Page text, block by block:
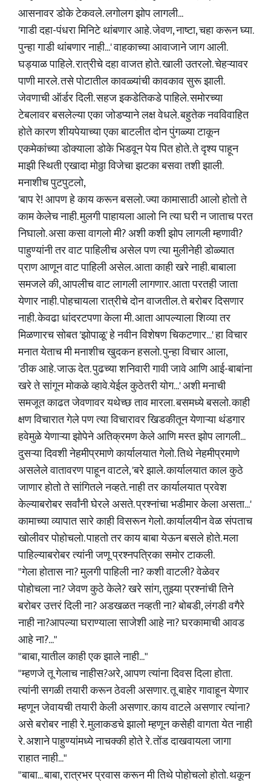
आसनावर डोके टेकवले. लगोलग झोप लागली...
'गाडी दहा-पंधरा मिनिटे थांबणार आहे. जेवण, नाष्टा, चहा करून घ्या.
पुन्हा गाडी थांबणार नाही...' वाहकाच्या आवाजाने जाग आली.
घड्याळ पाहिले. रात्रीचे दहा वाजत होते. खाली उतरलो. चेहऱ्यावर
पाणी मारले. तसे पोटातील कावळ्यांची कावकाव सुरू झाली.
जेवणाची ऑर्डर दिली. सहज इकडेतिकडे पाहिले. समोरच्या
टेबलावर बसलेल्या एका जोडप्याने लक्ष वेधले. बहुतेक नवविवाहित
होते कारण शीयपेयाच्या एका बाटलीत दोन पुंगळ्या टाकून
एकमेकांच्या डोक्याला डोके भिडवून पेय पित होते. ते दृश्य पाहून
माझी स्थिती एखादा मोठ्ठा विजेचा झटका बसवा तशी झाली.
मनाशीच पुटपुटलो,
'बाप रे! आपण हे काय करून बसलो. ज्या कामासाठी आलो होतो ते
काम केलेच नाही. मुलगी पाहायला आलो नि त्या घरी न जाताच परत
निघालो. असा कसा वागलो मी? अशी कशी झोप लागली म्हणावी?
पाहुण्यांनी तर वाट पाहिलीच असेल पण त्या मुलीनेही डोळ्यात
प्राण आणून वाट पाहिली असेल. आता काही खरे नाही. बाबाला
समजले की, आपलीच वाट लागली लागणार. आता परतही जाता
येणार नाही. पोहचायला रात्रीचे दोन वाजतील. ते बरोबर दिसणार
नाही. केवढा धांदरटपणा केला मी. आता आपल्याला शिव्या तर
मिळणारच सोबत 'झोपाळू' हे नवीन विशेषण चिकटणार...' हा विचार
मनात येताच मी मनाशीच खुदकन हसलो. पुन्हा विचार आला,
'ठीक आहे. जाऊ देत. पुढच्या शनिवारी गावी जावे आणि आई-बाबांना
खरे ते सांगून मोकळे व्हावे.येईल कुठेतरी योग...' अशी मनाची
समजूत काढत जेवणावर यथेच्छ ताव मारला. बसमध्ये बसलो. काही
क्षण विचारात गेले पण त्या विचारावर खिडकीतून येणाऱ्या थंडगार
हवेमुळे येणाऱ्या झोपेने अतिक्रमण केले आणि मस्त झोप लागली...
दुसऱ्या दिवशी नेहमीप्रमाणे कार्यालयात गेलो. तिथे नेहमीप्रमाणे
असलेले वातावरण पाहून वाटले, 'बरे झाले. कार्यालयात काल कुठे
जाणार होतो ते सांगितले नव्हते. नाही तर कार्यालयात प्रवेश
केल्याबरोबर सर्वांनी घेरले असते. प्रश्नांचा भडीमार केला असता...'
कामाच्या व्यापात सारे काही विसरून गेलो. कार्यालयीन वेळ संपताच
खोलीवर पोहोचलो. पाहतो तर काय बाबा येऊन बसले होते. मला
पाहिल्याबरोबर त्यांनी जणू प्रश्नपत्रिका समोर टाकली.
"गेला होतास ना? मुलगी पाहिली ना? कशी वाटली? वेळेवर
पोहोचला ना? जेवण कुठे केले? खरे सांग, तुझ्या प्रश्नांची तिने
बरोबर उत्तरं दिली ना? अडखळत नव्हती ना? बोबडी, लंगडी वगैरे
नाही ना?आपल्या घराण्याला साजेशी आहे ना? घरकामाची आवड
आहे ना?..."
"बाबा, यातील काही एक झाले नाही..."
"म्हणजे तू गेलाच नाहीस?अरे, आपण त्यांना दिवस दिला होता.
त्यांनी सगळी तयारी करून ठेवली असणार. तू बाहेर गावाहून येणार
म्हणून जेवायची तयारी केली असणार. काय वाटले असणार त्यांना?
असे बरोबर नाही रे. मुलाकडचे झालो म्हणून कसेही वागता येत नाही
रे. अशाने पाहुण्यांमध्ये नाचक्की होते रे. तोंड दाखवायला जागा
राहात नाही..."
"बाबा... बाबा, रात्रभर प्रवास करून मी तिथे पोहोचलो होतो. थकून